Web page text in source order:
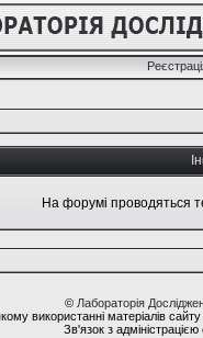
На форумі проводяться
© Лабораторія
використанні матеріалів
Зв'язок з